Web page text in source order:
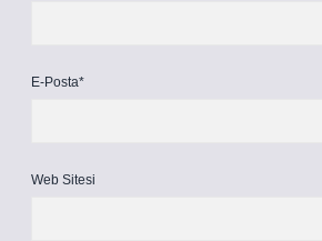
E-Posta*
Web Sitesi